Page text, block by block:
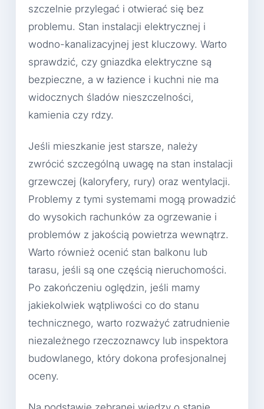
szczelnie przylegać i otwierać się bez
problemu. Stan instalacji elektrycznej i
wodno-kanalizacyjnej jest kluczowy. Warto
sprawdzić, czy gniazdka elektryczne są
bezpieczne, a w łazience i kuchni nie ma
widocznych śladów nieszczelności,
kamienia czy rdzy.
Jeśli mieszkanie jest starsze, należy
zwrócić szczególną uwagę na stan instalacji
grzewczej (kaloryfery, rury) oraz wentylacji.
Problemy z tymi systemami mogą prowadzić
do wysokich rachunków za ogrzewanie i
problemów z jakością powietrza wewnątrz.
Warto również ocenić stan balkonu lub
tarasu, jeśli są one częścią nieruchomości.
Po zakończeniu oględzin, jeśli mamy
jakiekolwiek wątpliwości co do stanu
technicznego, warto rozważyć zatrudnienie
niezależnego rzeczoznawcy lub inspektora
budowlanego, który dokona profesjonalnej
oceny.